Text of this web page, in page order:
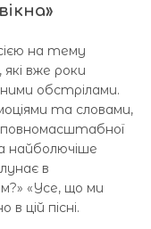
на тему
вже роки
обстрілами.
та словами,
повномасштабної
найболючіше
в
«Усе, що ми
в цій пісні.